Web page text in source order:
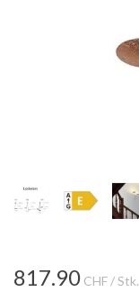
817.90 CHF / Stk.